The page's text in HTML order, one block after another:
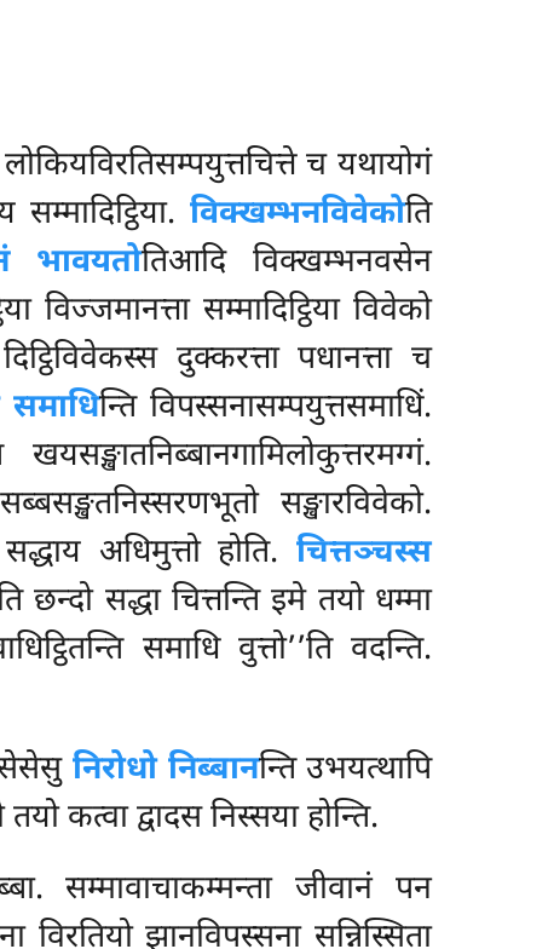
च यथायोगं
विक्खम्भनविवेकोति
भावयतोतिआदि विक्खम्भनवसेन
विज्जमानत्ता सम्मादिट्ठिया विवेको
दुक्करत्ता पधानत्ता च
समाधिन्ति विपस्सनासम्पयुत्तसमाधिं.
खयसङ्खातनिब्बानगामिलोकुत्तरमग्गं.
सङ्खारविवेको.
अधिमुत्तो होति.चित्तञ्चस्स
छन्दो सद्धाचित्तन्ति इमे तयो धम्मा
समाधि वुत्तो’’ति वदन्ति.
सेसेसु निरोधो निब्बानन्ति उभयत्थापि
कत्वा द्वादस निस्सया होन्ति.
सम्मावाचाकम्मन्ता जीवानं पन
झानविपस्सना सन्निस्सिता